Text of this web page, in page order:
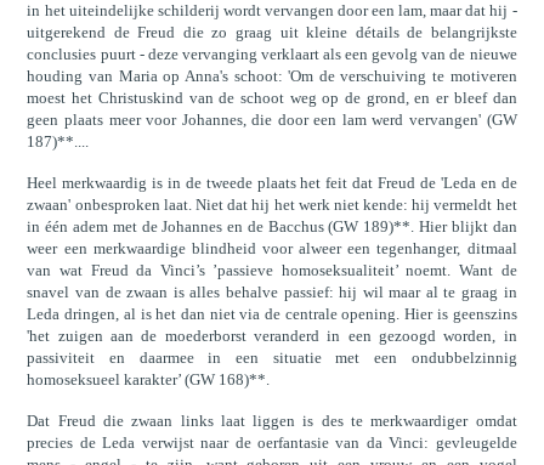
in het uiteindelijke schilderij wordt vervangen door een lam, maar dat hij -
uitgerekend de Freud die zo graag uit kleine détails de belangrijkste
conclusies puurt - deze vervanging verklaart als een gevolg van de nieuwe
houding van Maria op Anna's schoot: 'Om de verschuiving te motiveren
moest het Christuskind van de schoot weg op de grond, en er bleef dan
geen plaats meer voor Johannes, die door een lam werd vervangen' (GW
187)**....
Heel merkwaardig is in de tweede plaats het feit dat Freud de 'Leda en de
zwaan' onbesproken laat. Niet dat hij het werk niet kende: hij vermeldt het
in één adem met de Johannes en de Bacchus (GW 189)**. Hier blijkt dan
weer een merkwaardige blindheid voor alweer een tegenhanger, ditmaal
van wat Freud da Vinci’s ’passieve homoseksualiteit’ noemt. Want de
snavel van de zwaan is alles behalve passief: hij wil maar al te graag in
Leda dringen, al is het dan niet via de centrale opening. Hier is geenszins
'het zuigen aan de moederborst veranderd in een gezoogd worden, in
passiviteit en daarmee in een situatie met een ondubbelzinnig
homoseksueel karakter’ (GW 168)**.
Dat Freud die zwaan links laat liggen is des te merkwaardiger omdat
precies de Leda verwijst naar de oerfantasie van da Vinci: gevleugelde